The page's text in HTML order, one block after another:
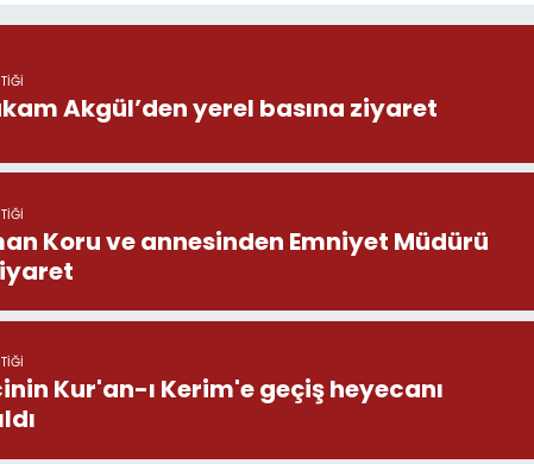
Akgül’den yerel basına ziyaret
Koru ve annesinden Emniyet Müdürü
Kur'an-ı Kerim'e geçiş heyecanı